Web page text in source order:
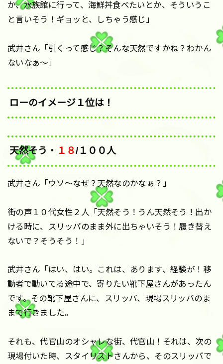
か、水族館に行って、海鮮丼食べたいとか、そういうこ
と言いそう！ギョッと、しちゃう感じ」
武井さん「引くって感じ？そんな天然ですかね？わかん
ないなぁ〜」
ローのイメージ１位は！
天然そう・ １８/１００人
武井さん「ウソ〜なぜ？天然なのかなぁ？」
街の声１０代女性２人「天然そう！うん天然そう！出か
ける時に、スリッパのまま外に出ちゃいそう！履き替え
ないで？そうそう！」
武井さん「はい、はい。これは、あります、経験が！移
動者で動いてる途中で、寄りたい靴下屋さんがあったん
です。その靴下屋さんに、スリッパ、現場スリッパのま
まで行きました。
それも、代官山のオシャレな街、代官山！それは、次の
現場付いた時、スタイリストさんから、そのスリッパで